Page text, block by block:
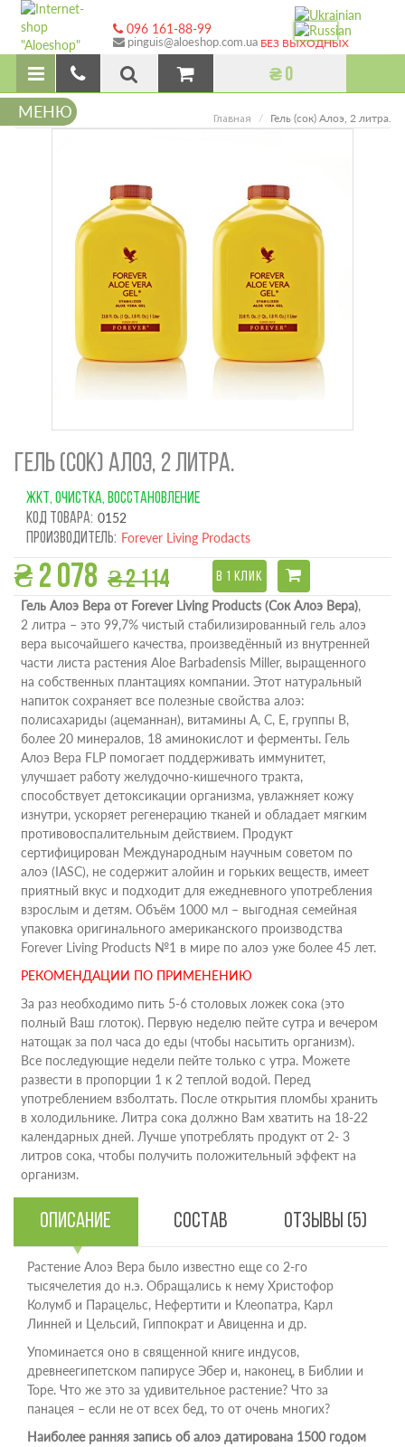
096 161-88-99
pinguis@aloeshop.com.ua БЕЗ ВЫХОДНЫХ
₴ 0
МЕНЮ Главная Гель (сок) Алоэ, 2 литра.
ГЕЛЬ (СОК) АЛОЭ, 2 ЛИТРА.
ЖКТ, ОЧИСТКА, ВОССТАНОВЛЕНИЕ
Код товара: 0152
Производитель: Forever Living Prodacts
₴ 2 078 ₴ 2 114 В 1 КЛИК
Гель Алоэ Вера от Forever Living Products (Сок Алоэ Вера),
2 литра – это 99,7% чистый стабилизированный гель алоэ
вера высочайшего качества, произведённый из внутренней
части листа растения Aloe Barbadensis Miller, выращенного
на собственных плантациях компании. Этот натуральный
напиток сохраняет все полезные свойства алоэ:
полисахариды (ацеманнан), витамины A, C, E, группы B,
более 20 минералов, 18 аминокислот и ферменты. Гель
Алоэ Вера FLP помогает поддерживать иммунитет,
улучшает работу желудочно-кишечного тракта,
способствует детоксикации организма, увлажняет кожу
изнутри, ускоряет регенерацию тканей и обладает мягким
противовоспалительным действием. Продукт
сертифицирован Международным научным советом по
алоэ (IASC), не содержит алойин и горьких веществ, имеет
приятный вкус и подходит для ежедневного употребления
взрослым и детям. Объём 1000 мл – выгодная семейная
упаковка оригинального американского производства
Forever Living Products №1 в мире по алоэ уже более 45 лет.
РЕКОМЕНДАЦИИ ПО ПРИМЕНЕНИЮ
За раз необходимо пить 5-6 столовых ложек сока (это
полный Ваш глоток). Первую неделю пейте сутра и вечером
натощак за пол часа до еды (чтобы насытить организм).
Все последующие недели пейте только с утра. Можете
развести в пропорции 1 к 2 теплой водой. Перед
употреблением взболтать. После открытия пломбы хранить
в холодильнике. Литра сока должно Вам хватить на 18-22
календарных дней. Лучше употреблять продукт от 2- 3
литров сока, чтобы получить положительный эффект на
организм.
Описание Состав Отзывы (5)
Растение Алоэ Вера было известно еще со 2-го
тысячелетия до н.э. Обращались к нему Христофор
Колумб и Парацельс, Нефертити и Клеопатра, Карл
Линней и Цельсий, Гиппократ и Авиценна и др.
Упоминается оно в священной книге индусов,
древнеегипетском папирусе Эбер и, наконец, в Библии и
Торе. Что же это за удивительное растение? Что за
панацея – если не от всех бед, то от очень многих?
Наиболее ранняя запись об алоэ датирована 1500 годом